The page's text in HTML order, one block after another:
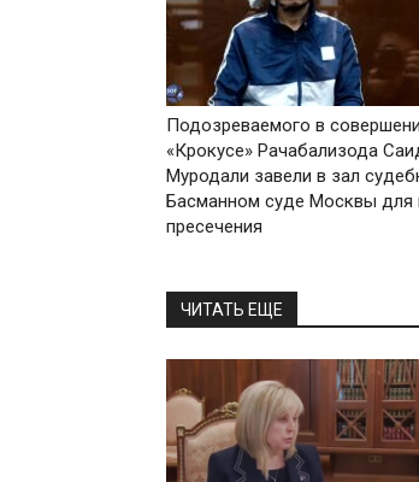
Подозреваемого в
«Крокусе» Рачабализода
Муродали завели в зал
Басманном суде Москвы для
пресечения
ЧИТАТЬ ЕЩЕ